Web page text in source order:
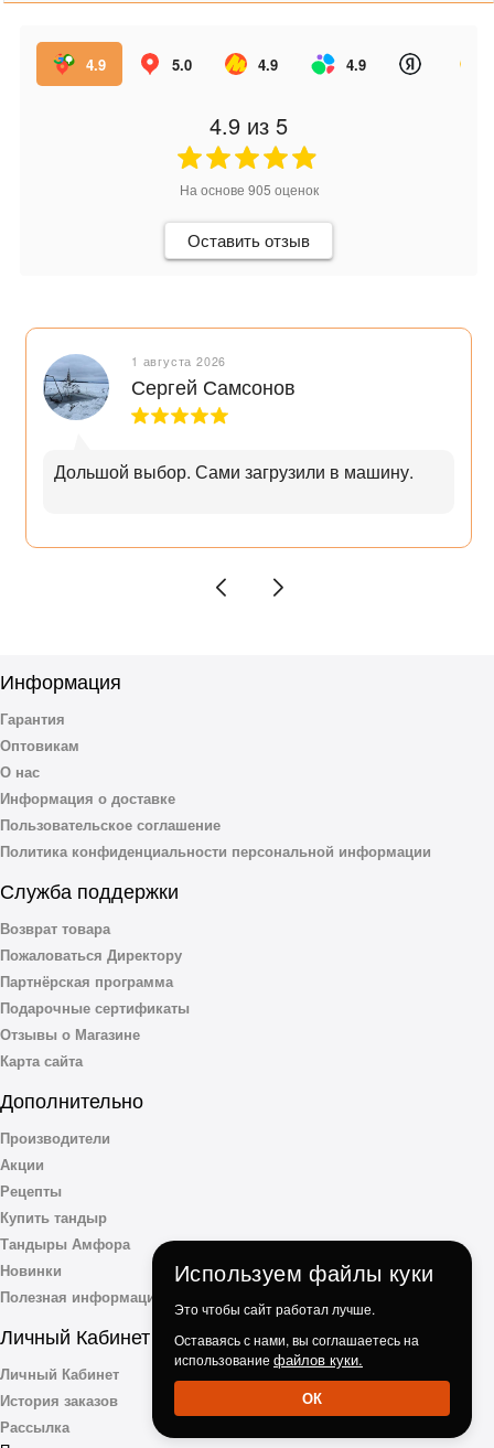
4.9 5.0 4.9 4.9
4.9 из 5
На основе 905 оценок
Оставить отзыв
1 августа 2026
Сергей Самсонов
Дольшой выбор. Сами загрузили в машину.
Информация
Гарантия
Оптовикам
О нас
Информация о доставке
Пользовательское соглашение
Политика конфиденциальности персональной информации
Служба поддержки
Возврат товара
Пожаловаться Директору
Партнёрская программа
Подарочные сертификаты
Отзывы о Магазине
Карта сайта
Дополнительно
Производители
Акции
Рецепты
Купить тандыр
Тандыры Амфора
Новинки
Полезная информация
Личный Кабинет
Личный Кабинет
История заказов
Рассылка
Используем файлы куки
Это чтобы сайт работал лучше.
Оставаясь с нами, вы соглашаетесь на
использование файлов куки.
ОК